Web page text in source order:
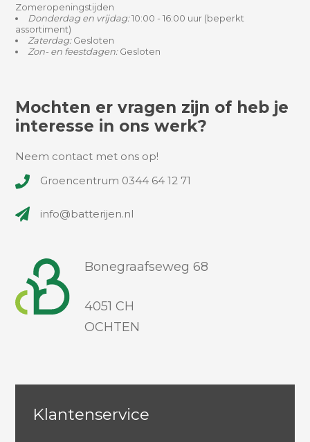
Zomeropeningstijden
Donderdag en vrijdag:10:00 - 16:00 uur (beperkt
assortiment)
Zaterdag:Gesloten
Zon- en feestdagen:Gesloten
Mochten er vragen zijn of heb je
interesse in ons werk?
Neem contact met ons op!
Groencentrum 0344 64 12 71
info@batterijen.nl
Bonegraafseweg 68
4051 CH
OCHTEN
Klantenservice